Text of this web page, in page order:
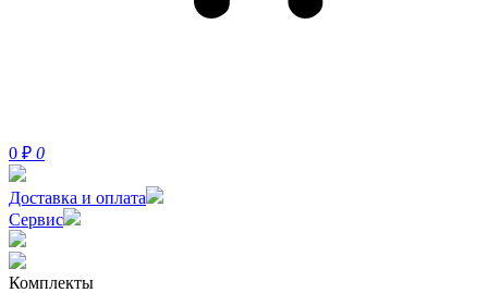
0 ₽ 0
Доставка и оплата
Сервис
Комплекты